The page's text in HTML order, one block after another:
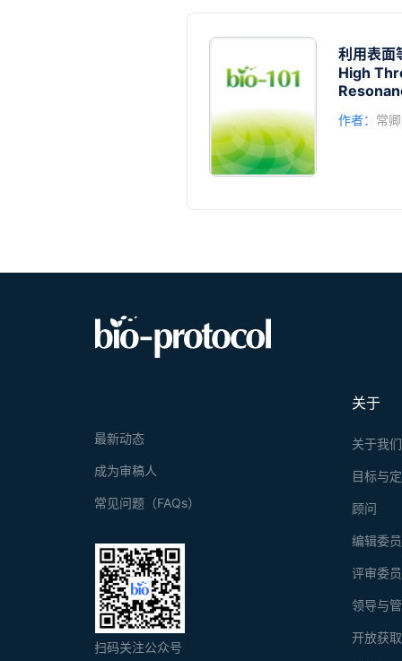
利用表面
High
作者： 常卿
关于
关于我们
目标与
顾问
编辑委
评审委
领导与
开放获
最新动态
成为审稿人
常见问题（FAQs）
扫码关注公众号